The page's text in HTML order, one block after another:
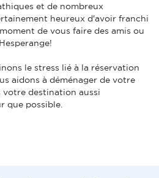
et de nombreux
heureux d'avoir franchi
de vous faire des amis ou
le stress lié à la réservation
aidons à déménager de votre
votre destination aussi
que possible.